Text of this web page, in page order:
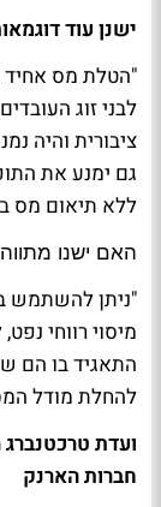
ישנן עוד
"הטלת מס
לבני זוג
ציבורית והיה
גם ימנע את
ללא תיאום מס
האם ישנו
מיסוי רווחי
התאגיד בו הם
להחלת מודל
ועדת
חברות הארנק